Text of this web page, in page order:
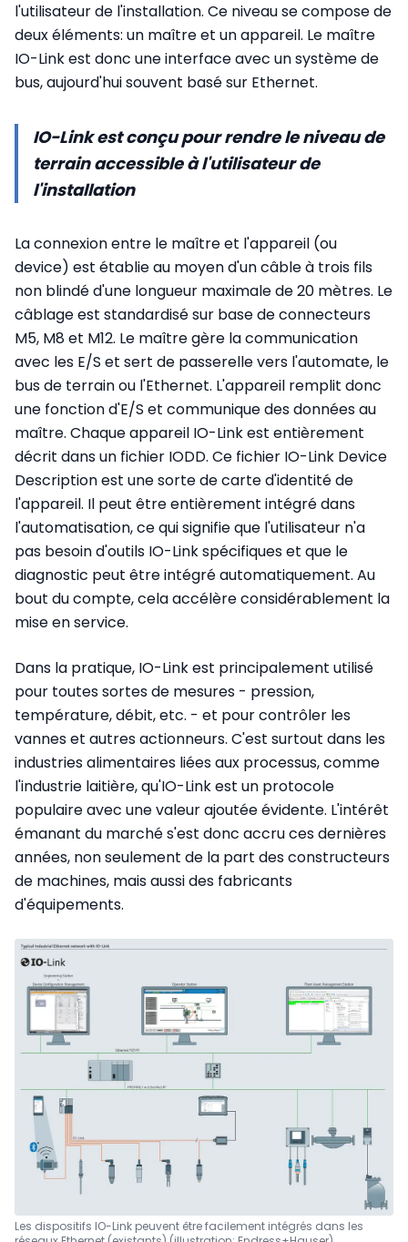
l'utilisateur de l'installation. Ce niveau se compose de
deux éléments: un maître et un appareil. Le maître
IO-Link est donc une interface avec un système de
bus, aujourd'hui souvent basé sur Ethernet.
IO-Link est conçu pour rendre le niveau de
terrain accessible à l'utilisateur de
l'installation
La connexion entre le maître et l'appareil (ou
device) est établie au moyen d'un câble à trois fils
non blindé d'une longueur maximale de 20 mètres. Le
câblage est standardisé sur base de connecteurs
M5, M8 et M12. Le maître gère la communication
avec les E/S et sert de passerelle vers l'automate, le
bus de terrain ou l'Ethernet. L'appareil remplit donc
une fonction d'E/S et communique des données au
maître. Chaque appareil IO-Link est entièrement
décrit dans un fichier IODD. Ce fichier IO-Link Device
Description est une sorte de carte d'identité de
l'appareil. Il peut être entièrement intégré dans
l'automatisation, ce qui signifie que l'utilisateur n'a
pas besoin d'outils IO-Link spécifiques et que le
diagnostic peut être intégré automatiquement. Au
bout du compte, cela accélère considérablement la
mise en service.
Dans la pratique, IO-Link est principalement utilisé
pour toutes sortes de mesures - pression,
température, débit, etc. - et pour contrôler les
vannes et autres actionneurs. C'est surtout dans les
industries alimentaires liées aux processus, comme
l'industrie laitière, qu'IO-Link est un protocole
populaire avec une valeur ajoutée évidente. L'intérêt
émanant du marché s'est donc accru ces dernières
années, non seulement de la part des constructeurs
de machines, mais aussi des fabricants
d'équipements.
Les dispositifs IO-Link peuvent être facilement intégrés dans les